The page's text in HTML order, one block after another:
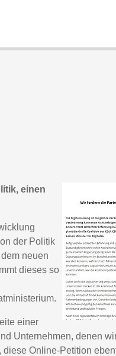
einen
der Politik
neuen
dieses so
einer
Unternehmen, denen
Online-Petition